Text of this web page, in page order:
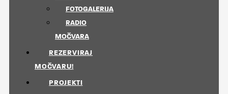
FOTOGALERIJA
RADIO
MOČVARA
REZERVIRAJ
MOČVARU!
PROJEKTI